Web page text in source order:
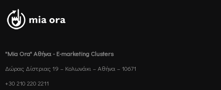
"Mia Ora" Αθήνα - E-marketing Clusters
Δώρας Δίστριας 19 – Κολωνάκι – Αθήνα – 10671
+30 210 220 2211